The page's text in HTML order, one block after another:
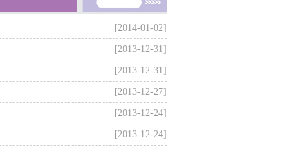
[2014-01-02]
[2013-12-31]
[2013-12-31]
[2013-12-27]
[2013-12-24]
[2013-12-24]